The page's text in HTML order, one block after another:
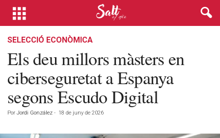
SELECCIÓ ECONÒMICA
Els deu millors màsters en
ciberseguretat a Espanya
segons Escudo Digital
Por Jordi González - 18 de juny de 2026